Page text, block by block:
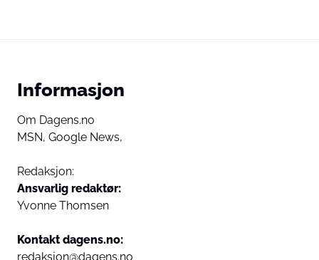
Informasjon
Om Dagens.no
MSN, Google News,
Redaksjon:
Ansvarlig redaktør:
Yvonne Thomsen
Kontakt dagens.no:
redaksjon@dagens.no